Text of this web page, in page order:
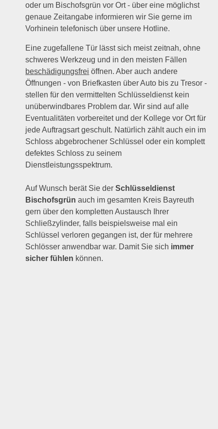
oder um Bischofsgrün vor Ort - über eine möglichst
genaue Zeitangabe informieren wir Sie gerne im
Vorhinein telefonisch über unsere Hotline.
Eine zugefallene Tür lässt sich meist zeitnah, ohne
schweres Werkzeug und in den meisten Fällen
beschädigungsfrei öffnen. Aber auch andere
Öffnungen - von Briefkasten über Auto bis zu Tresor -
stellen für den vermittelten Schlüsseldienst kein
unüberwindbares Problem dar. Wir sind auf alle
Eventualitäten vorbereitet und der Kollege vor Ort für
jede Auftragsart geschult. Natürlich zählt auch ein im
Schloss abgebrochener Schlüssel oder ein komplett
defektes Schloss zu seinem
Dienstleistungsspektrum.
Auf Wunsch berät Sie derSchlüsseldienst
Bischofsgrün auch im gesamten Kreis Bayreuth
gern über den kompletten Austausch Ihrer
Schließzylinder, falls beispielsweise mal ein
Schlüssel verloren gegangen ist, der für mehrere
Schlösser anwendbar war. Damit Sie sich immer
sicher fühlen können.